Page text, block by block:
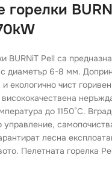
горелки
BURNiT Pell са
диаметър 6-8 мм.
екологично чист
до 1150°С.
управление,
лесна
Пелетната горелка